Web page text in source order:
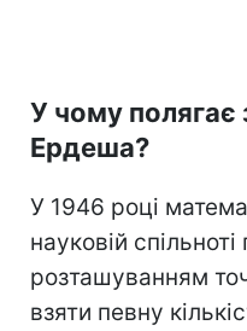
У чому полягає
Ердеша?
У 1946 році
науковій
розташуванням
взяти певну